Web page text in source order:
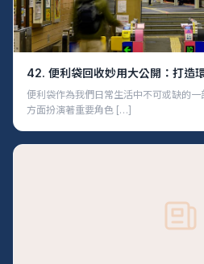
42. 便利袋回收妙用大公開：打造
便利袋作為我們日常生活中不可或缺的
方面扮演著重要角色 […]